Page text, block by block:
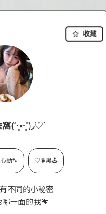
(˄·͈༝·͈˄)◞♡ᐝ
動🐾 ♡開黑🕹️
不同的小秘密
一面的我💗
收藏